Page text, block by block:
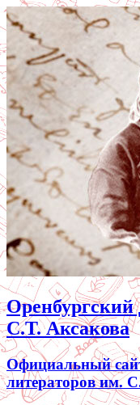
Оренбургский
С.Т. Аксакова
Официальный
литераторов им.